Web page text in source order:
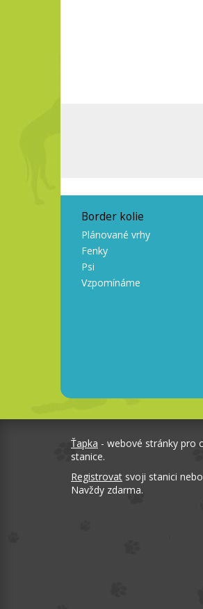
Border kolie
Plánované vrhy
Fenky
Psi
Vzpomínáme
Ťapka - webové stránky pro
stanice.
Registrovat svoji stanici
Navždy zdarma.